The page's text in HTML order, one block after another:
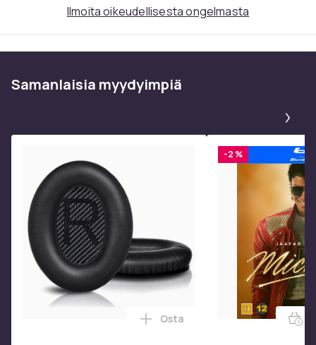
Ilmoita oikeudellisesta ongelmasta
Samanlaisia ​​myydyimpiä
Lisää Korvatyynyt Bose QC35
Osta
-2 %